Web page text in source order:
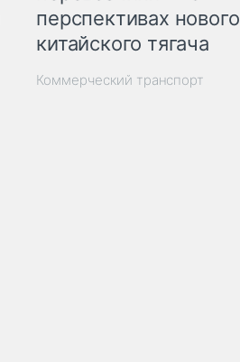
перспективах нового
китайского тягача
Коммерческий транспорт